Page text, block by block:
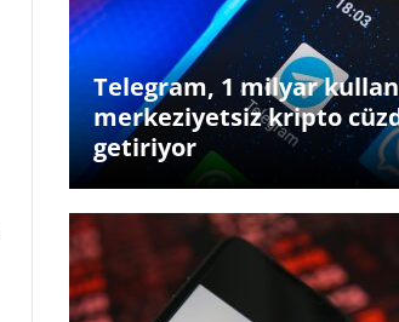
Telegram, 1 milyar
merkeziyetsiz kripto
getiriyor